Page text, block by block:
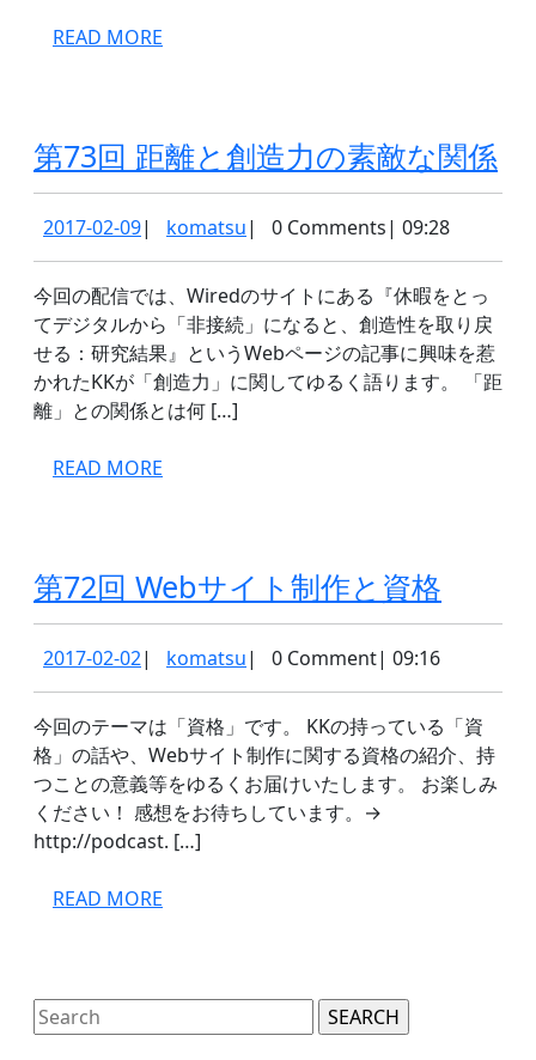
READ MORE
第73回 距離と創造力の素敵な関係
73
距
創
関
2017-02-092017-
02-
09
| komatsukomatsu
| 0 Comments| 09:28
今回の配信では、Wiredのサイトにある『休暇をとっ
てデジタルから「非接続」になると、創造性を取り戻
せる：研究結果』というWebページの記事に興味を惹
かれたKKが「創造力」に関してゆるく語ります。 「距
離」との関係とは何 […]
READ MORE
第72回 Webサイト制作と資格
72
Web
サ
イ
ト
2017-02-022017-
02-
02
| komatsukomatsu
| 0 Comment| 09:16
今回のテーマは「資格」です。 KKの持っている「資
格」の話や、Webサイト制作に関する資格の紹介、持
つことの意義等をゆるくお届けいたします。 お楽しみ
ください！ 感想をお待ちしています。→
http://podcast. […]
READ MORE
Search
for: